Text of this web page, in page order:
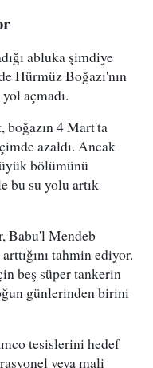
abluka şimdiye
Hürmüz Boğazı'nın
açmadı.
boğazın 4 Mart'ta
azaldı. Ancak
bölümünü
bu su yolu artık
Babu'l Mendeb
tahmin ediyor.
beş süper tankerin
günlerinden birini
tesislerini hedef
veya mali